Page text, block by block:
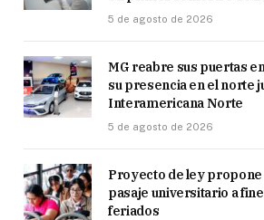
5 de agosto de 2026
MG reabre sus puertas
su presencia en el norte
Interamericana Norte
5 de agosto de 2026
Proyecto de ley
pasaje universitario a
feriados